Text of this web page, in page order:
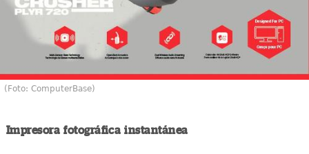
(Foto: ComputerBase)
Impresora fotográfica instantánea